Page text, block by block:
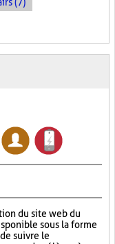
du site web du
sous la forme
suivre le